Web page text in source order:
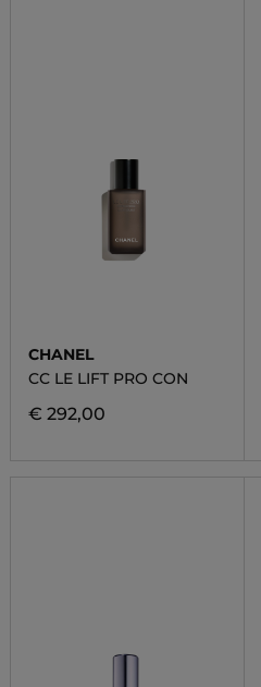
CHANEL
CC LE LIFT PRO CON
€ 292,00